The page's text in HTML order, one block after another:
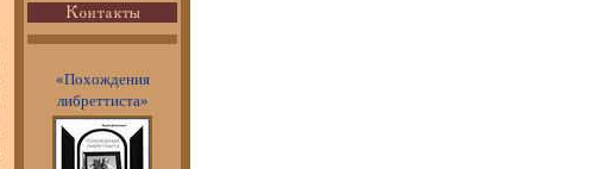
«Похождения
либреттиста»